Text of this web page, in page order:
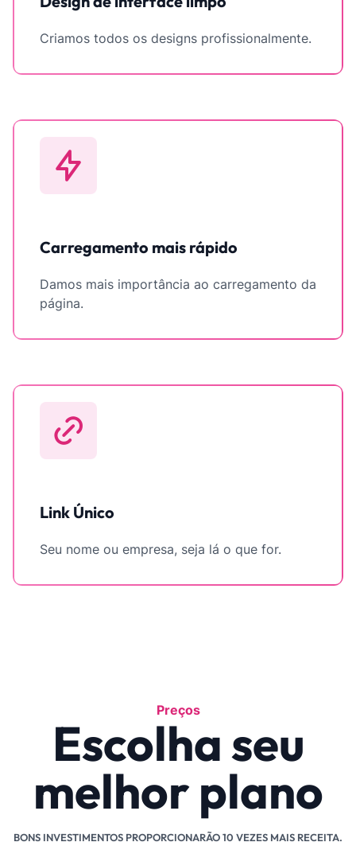
Criamos todos os designs profissionalmente.
Carregamento mais rápido
Damos mais importância ao carregamento da
página.
Link Único
Seu nome ou empresa, seja lá o que for.
Preços
Escolha seu
melhor plano
BONS INVESTIMENTOS PROPORCIONARÃO 10 VEZES MAIS RECEITA.